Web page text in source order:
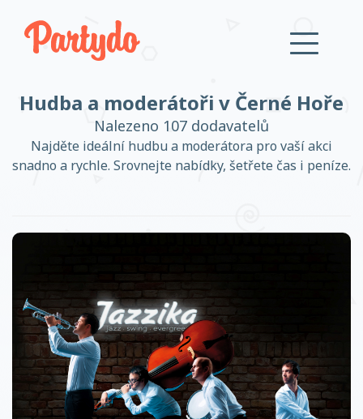
Přihlásit se
Přihlásit se
Založit účet
Hudba a moderátoři v Černé Hoře
Nalezeno 107 dodavatelů
Najděte ideální hudbu a moderátora pro vaší akci
snadno a rychle. Srovnejte nabídky, šetřete čas i peníze.